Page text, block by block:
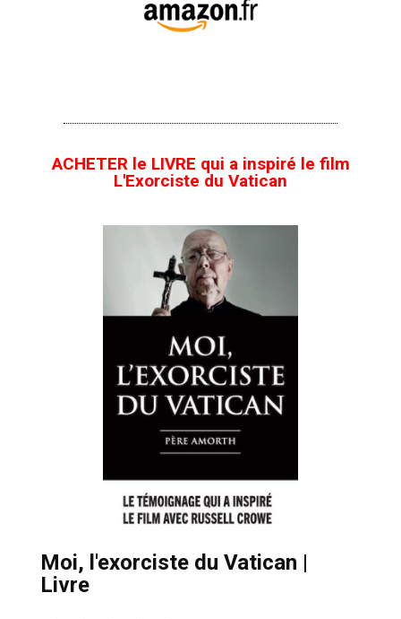
ACHETER le LIVRE qui a inspiré le film
L'Exorciste du Vatican
Moi, l'exorciste du Vatican |
Livre